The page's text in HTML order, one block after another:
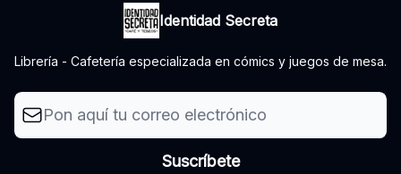
Identidad Secreta
Librería - Cafetería especializada en cómics y juegos de mesa.